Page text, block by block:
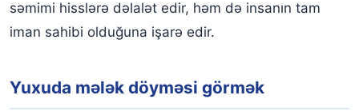
səmimi hisslərə dəlalət edir, həm də insanın tam
iman sahibi olduğuna işarə edir.
Yuxuda mələk döyməsi görmək